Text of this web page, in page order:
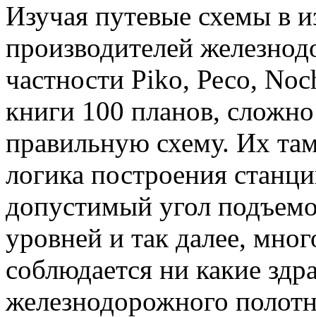
Изучая путевые схемы в
производителей
частности Piko, Ресо,
книги 100 планов,
правильную схему. Их
логика построения
допустимый угол
уровней и так далее,
соблюдается ни какие
железнодорожного